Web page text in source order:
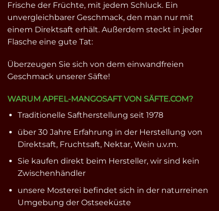
Frische der Früchte, mit jedem Schluck. Ein
unvergleichbarer Geschmack, den man nur mit
einem Direktsaft erhält. Außerdem steckt in jeder
Flasche eine gute Tat:
Überzeugen Sie sich von dem einwandfreien
Geschmack unserer Säfte!
WARUM APFEL-MANGOSAFT VON SÄFTE.COM?
Traditionelle Saftherstellung seit 1978
über 30 Jahre Erfahrung in der Herstellung von
Direktsaft, Fruchtsaft, Nektar, Wein u.v.m.
Sie kaufen direkt beim Hersteller, wir sind kein
Zwischenhändler
unsere Mosterei befindet sich in der naturreinen
Umgebung der Ostseeküste